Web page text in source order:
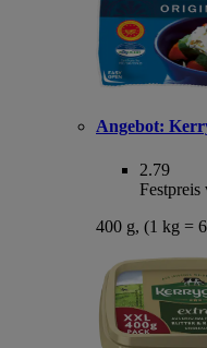
Angebot:
2.79
Festpreis
400 g, (1 kg =